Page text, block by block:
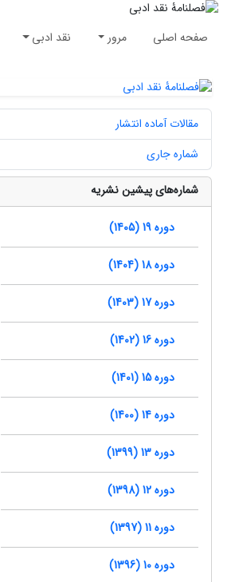
صفحه اصلی مرور نقد ادبی
مقالات آماده انتشار
شماره جاری
شماره‌های پیشین نشریه
دوره 19 (1405)
دوره 18 (1404)
دوره 17 (1403)
دوره 16 (1402)
دوره 15 (1401)
دوره 14 (1400)
دوره 13 (1399)
دوره 12 (1398)
دوره 11 (1397)
دوره 10 (1396)